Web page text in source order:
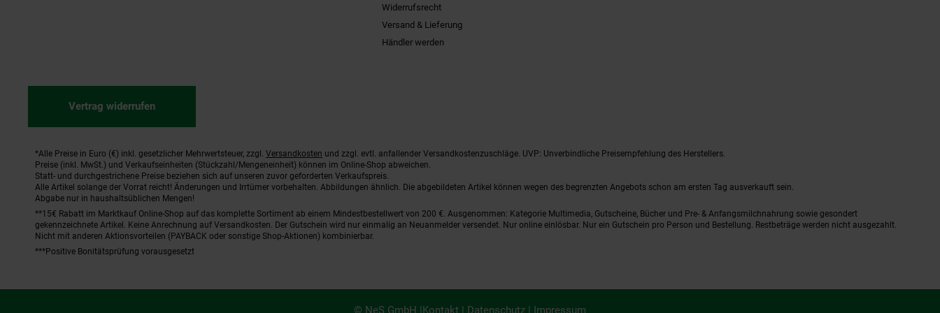
Widerrufsrecht
Versand & Lieferung
Händler werden
Vertrag widerrufen
Fußnoten
*Alle Preise in Euro (€) inkl. gesetzlicher Mehrwertsteuer, zzgl. Versandkosten und zzgl. evtl. anfallender Versandkostenzuschläge. UVP: Unverbindliche Preisempfehlung des Herstellers.
Preise (inkl. MwSt.) und Verkaufseinheiten (Stückzahl/Mengeneinheit) können im Online-Shop abweichen.
Statt- und durchgestrichene Preise beziehen sich auf unseren zuvor geforderten Verkaufspreis.
Alle Artikel solange der Vorrat reicht! Änderungen und Irrtümer vorbehalten. Abbildungen ähnlich. Die abgebildeten Artikel können wegen des begrenzten Angebots schon am ersten Tag ausverkauft sein.
Abgabe nur in haushaltsüblichen Mengen!
**15€ Rabatt im Marktkauf Online-Shop auf das komplette Sortiment ab einem Mindestbestellwert von 200 €. Ausgenommen: Kategorie Multimedia, Gutscheine, Bücher und Pre- & Anfangsmilchnahrung sowie gesondert
gekennzeichnete Artikel. Keine Anrechnung auf Versandkosten. Der Gutschein wird nur einmalig an Neuanmelder versendet. Nur online einlösbar. Nur ein Gutschein pro Person und Bestellung. Restbeträge werden nicht ausgezahlt.
Nicht mit anderen Aktionsvorteilen (PAYBACK oder sonstige Shop-Aktionen) kombinierbar.
***Positive Bonitätsprüfung vorausgesetzt
© NeS GmbH |Kontakt | Datenschutz | Impressum